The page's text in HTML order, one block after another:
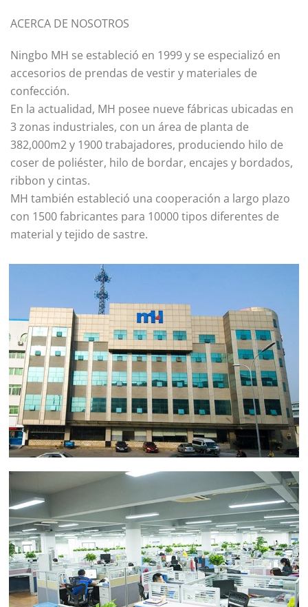
ACERCA DE NOSOTROS
Ningbo MH se estableció en 1999 y se especializó en
accesorios de prendas de vestir y materiales de
confección.
En la actualidad, MH posee nueve fábricas ubicadas en
3 zonas industriales, con un área de planta de
382,000m2 y 1900 trabajadores, produciendo hilo de
coser de poliéster, hilo de bordar, encajes y bordados,
ribbon y cintas.
MH también estableció una cooperación a largo plazo
con 1500 fabricantes para 10000 tipos diferentes de
material y tejido de sastre.